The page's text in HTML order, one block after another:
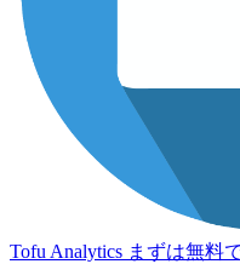
Tofu Analytics まずは無料